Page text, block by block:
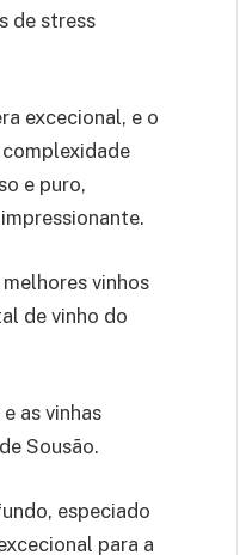
de stress
excecional, e o
e puro,
vinhos
de vinho do
as vinhas
Sousão.
especiado
para a